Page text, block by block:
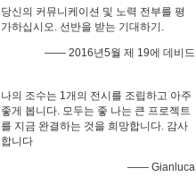
당신의 커뮤니케이션 및 노력 전부를 평
가하십시오. 선반을 받는 기대하기.
—— 2016년5월 제 19에 데비드
나의 조수는 1개의 전시를 조립하고 아주
좋게 봅니다. 모두는 좋 나는 큰 프로젝트
를 지금 완결하는 것을 희망합니다. 감사
합니다
—— Gianluca